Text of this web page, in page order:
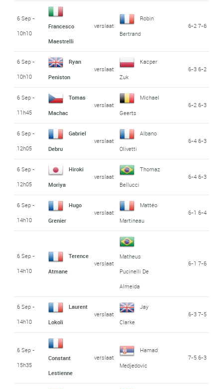
6 Sep -
10h10
Francesco
Maestrelli
verslaat
Robin
Bertrand
6-2 7-6
6 Sep -
10h10
Ryan
Peniston
verslaat
Kacper
Zuk
6-3 6-2
6 Sep -
11h45
Tomas
Machac
verslaat
Michael
Geerts
6-2 6-3
6 Sep -
12h05
Gabriel
Debru
verslaat
Albano
Olivetti
6-4 6-3
6 Sep -
12h05
Hiroki
Moriya
verslaat
Thomaz
Bellucci
6-4 6-3
6 Sep -
14h10
Hugo
Grenier
verslaat
Mattéo
Martineau
6-1 6-4
6 Sep -
14h10
Terence
Atmane
verslaat
Matheus
Pucinelli De
Almeida
6-1 7-6
6 Sep -
14h10
Laurent
Lokoli
verslaat
Jay
Clarke
6-3 7-5
6 Sep -
15h35
Constant
Lestienne
verslaat
Hamad
Medjedovic
7-5 6-3